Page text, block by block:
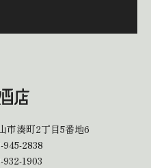
市湊町2丁目5番地6
945-2838
1903